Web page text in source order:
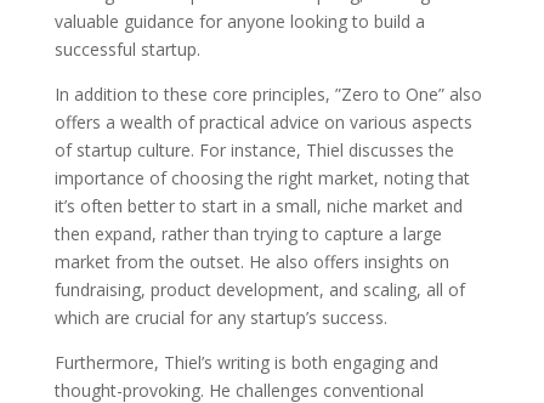
valuable guidance for anyone looking to build a
successful startup.
In addition to these core principles, ”Zero to One” also
offers a wealth of practical advice on various aspects
of startup culture. For instance, Thiel discusses the
importance of choosing the right market, noting that
it’s often better to start in a small, niche market and
then expand, rather than trying to capture a large
market from the outset. He also offers insights on
fundraising, product development, and scaling, all of
which are crucial for any startup’s success.
Furthermore, Thiel’s writing is both engaging and
thought-provoking. He challenges conventional